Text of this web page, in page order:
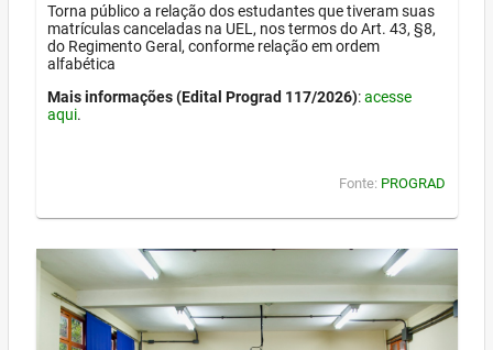
Torna público a relação dos estudantes que tiveram suas
matrículas canceladas na UEL, nos termos do Art. 43, §8,
do Regimento Geral, conforme relação em ordem
alfabética
Mais informações (Edital Prograd 117/2026):acesse
aqui.
Fonte: PROGRAD